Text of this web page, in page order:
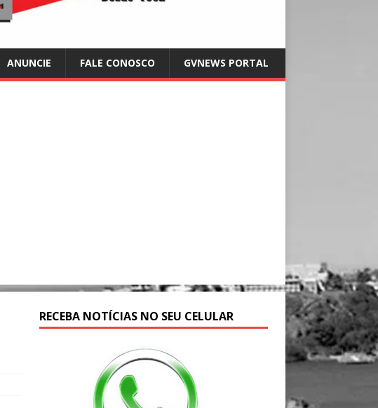
ANUNCIE FALE CONOSCO GVNEWS PORTAL
RECEBA NOTÍCIAS NO SEU CELULAR